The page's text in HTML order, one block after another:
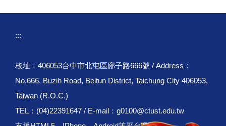
:::
校址：406053台中市北屯區廍子路666號 / Address：
No.666, Buzih Road, Beitun District, Taichung City 406053,
Taiwan (R.O.C.)
TEL：(04)22391647 / E-mail：g0100@ctust.edu.tw